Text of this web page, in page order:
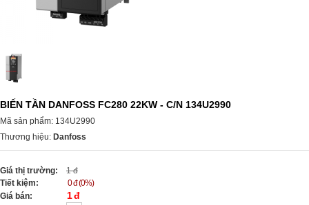
BIẾN TẦN DANFOSS FC280 22KW - C/N 134U2990
Mã sản phẩm: 134U2990
Thương hiệu: Danfoss
Giá thị trường:
1 đ
Tiết kiệm:
0 đ (0%)
Giá bán:
1 đ